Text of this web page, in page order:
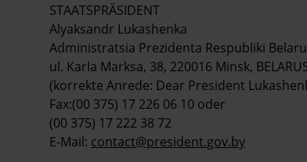
STAATSPRÄSIDENT
Alyaksandr Lukashenka
Administratsia Prezidenta Respubliki
ul. Karla Marksa, 38, 220016 Minsk,
(korrekte Anrede: Dear President
Fax:(00 375) 17 226 06 10 oder
(00 375) 17 222 38 72
E-Mail: contact@president.gov.by